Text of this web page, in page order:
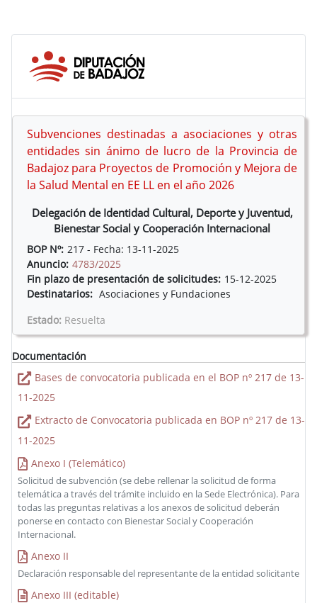
Subvenciones destinadas a asociaciones y otras
entidades sin ánimo de lucro de la Provincia de
Badajoz para Proyectos de Promoción y Mejora de
la Salud Mental en EE LL en el año 2026
Delegación de Identidad Cultural, Deporte y Juventud,
Bienestar Social y Cooperación Internacional
BOP Nº: 217 - Fecha: 13-11-2025
Anuncio: 4783/2025
Fin plazo de presentación de solicitudes: 15-12-2025
Destinatarios: Asociaciones y Fundaciones
Estado: Resuelta
Documentación
Bases de convocatoria publicada en el BOP nº 217 de 13-
11-2025
Extracto de Convocatoria publicada en BOP nº 217 de 13-
11-2025
Anexo I (Telemático)
Solicitud de subvención (se debe rellenar la solicitud de forma
telemática a través del trámite incluido en la Sede Electrónica). Para
todas las preguntas relativas a los anexos de solicitud deberán
ponerse en contacto con Bienestar Social y Cooperación
Internacional.
Anexo II
Declaración responsable del representante de la entidad solicitante
Anexo III (editable)